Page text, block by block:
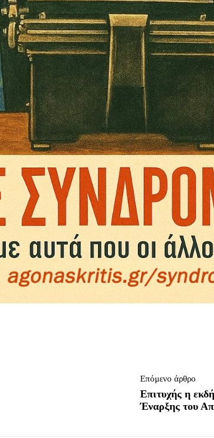
Επόμενο άρθρο
Επιτυχής η
Έναρξης του